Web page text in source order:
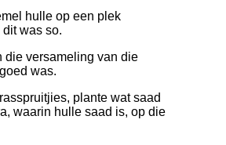
hulle op een plek
was so.
die versameling van die
was.
plante wat saad
waarin hulle saad is, op die